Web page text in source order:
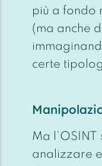
più a fondo
(ma anche
certe
Ma
analizzare